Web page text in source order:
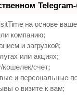
на основе
компанию;
и загрузкой;
или акциях;
кошелек/счет;
и персональные
о визите к вам;